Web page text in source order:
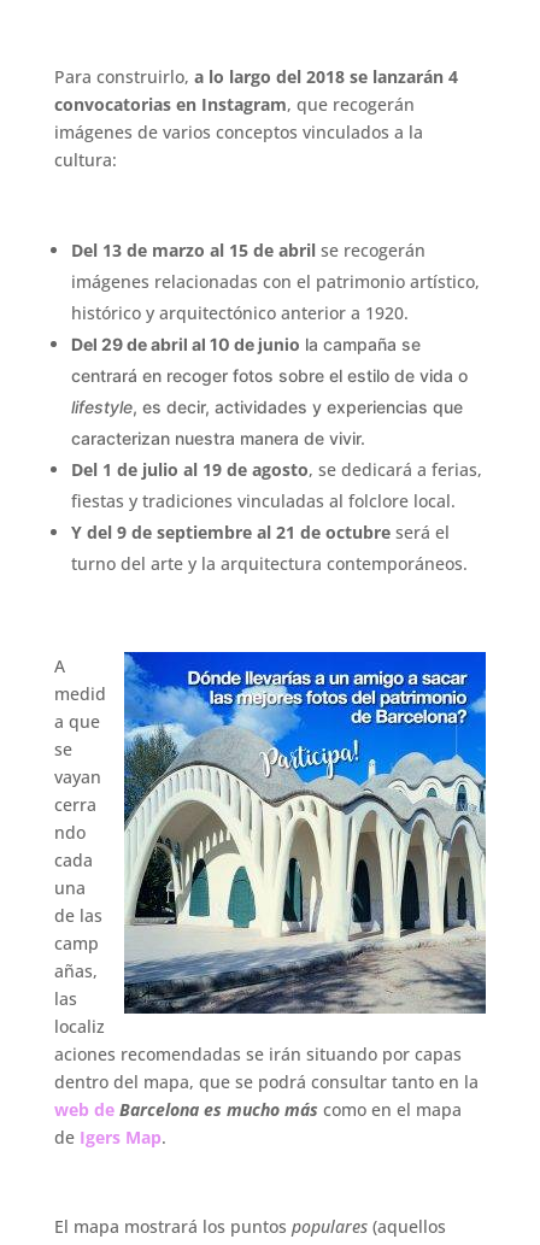
Para construirlo, a lo largo del 2018 se lanzarán 4
convocatorias en Instagram, que recogerán
imágenes de varios conceptos vinculados a la
cultura:
Del 13 de marzo al 15 de abrilse recogerán
imágenes relacionadas con el patrimonio artístico,
histórico y arquitectónico anterior a 1920.
Del 29 de abril al 10 de junio la campaña se
centrará en recoger fotos sobre el estilo de vida o
lifestyle, es decir, actividades y experiencias que
caracterizan nuestra manera de vivir.
Del 1 de julio al 19 de agosto, se dedicará a ferias,
fiestas y tradiciones vinculadas al folclore local.
Y del 9 de septiembre al 21 de octubreserá el
turno del arte y la arquitectura contemporáneos.
A
medid
a que
se
vayan
cerra
ndo
cada
una
de las
camp
añas,
las
localiz
aciones recomendadas se irán situando por capas
dentro del mapa, que se podrá consultar tanto en la
web de Barcelona es mucho más como en el mapa
de Igers Map.
El mapa mostrará los puntos populares(aquellos